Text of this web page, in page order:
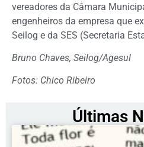
vereadores da Câmara
engenheiros da empresa que
Seilog e da SES (Secretaria
Bruno Chaves, Seilog/Agesul
Fotos: Chico Ribeiro
Últimas